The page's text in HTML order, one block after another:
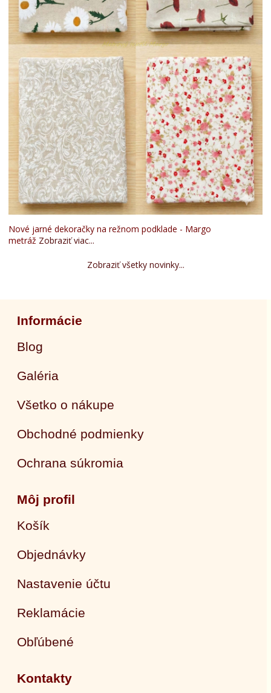
Nové jarné dekoračky na režnom podklade - Margo
metráž Zobraziť viac...
Zobraziť všetky novinky...
Informácie
Blog
Galéria
Všetko o nákupe
Obchodné podmienky
Ochrana súkromia
Môj profil
Košík
Objednávky
Nastavenie účtu
Reklamácie
Obľúbené
Kontakty